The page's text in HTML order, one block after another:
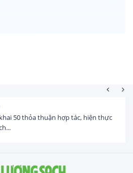
TƯ
đăng ký vào Việt Nam đạt gần 25 tỷ